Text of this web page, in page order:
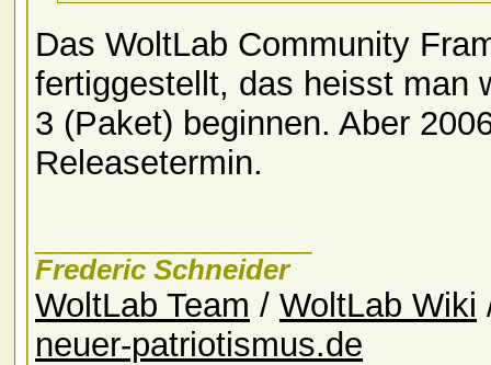
Das WoltLab Community
fertiggestellt, das heisst man
3 (Paket) beginnen. Aber
Releasetermin.
Frederic Schneider
WoltLab Team / WoltLab Wiki
neuer-patriotismus.de